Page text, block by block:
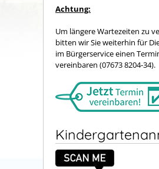
Achtung:
Um längere Wartezeiten zu
bitten wir Sie weiterhin für
im Bürgerservice einen
vereinbaren (07673 8204-34).